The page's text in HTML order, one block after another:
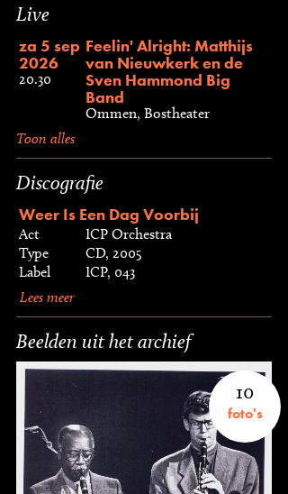
Live
za 5 sep
2026
20.30
Feelin' Alright: Matthijs
van Nieuwkerk en de
Sven Hammond Big
Band
Ommen, Bostheater
Toon alles
Discografie
Weer Is Een Dag Voorbij
Act
ICP Orchestra
Type
CD, 2005
Label
ICP, 043
Lees meer
Beelden uit het archief
10
foto's